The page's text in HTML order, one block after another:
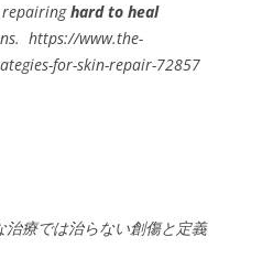
hard to heal
https://www.the-
for-skin-repair-72857
療では治らない創傷と定義